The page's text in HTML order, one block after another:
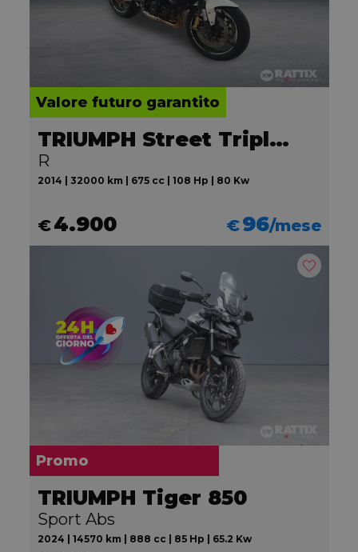
Valore futuro garantito
TRIUMPH Street Triple 675
R
2014 | 32000 km | 675 cc | 108 Hp | 80 Kw
€4.900 €96/mese
Promo
TRIUMPH Tiger 850
Sport Abs
2024 | 14570 km | 888 cc | 85 Hp | 65.2 Kw